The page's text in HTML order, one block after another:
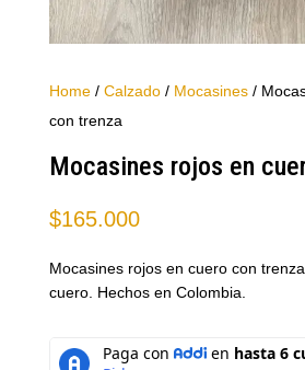
Home/ Calzado/ Mocasines/
con trenza
Mocasines rojos en
$165.000
Mocasines rojos en cuero con
cuero. Hechos en Colombia.